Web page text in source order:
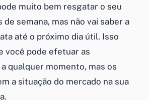
muito bem resgatar o seu
semana, mas não vai saber a
até o próximo dia útil. Isso
você pode efetuar as
qualquer momento, mas os
a situação do mercado na sua